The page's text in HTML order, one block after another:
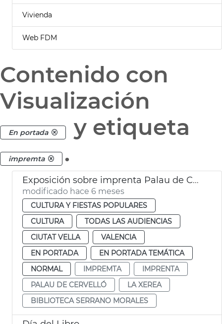
Vivienda
Web FDM
Contenido con
Visualización
En portada y etiqueta
impremta .
Exposición sobre imprenta Palau de Cervelló València
modificado hace 6 meses
CULTURA Y FIESTAS POPULARES
CULTURA
TODAS LAS AUDIENCIAS
CIUTAT VELLA
VALENCIA
EN PORTADA
EN PORTADA TEMÁTICA
NORMAL
IMPREMTA
IMPRENTA
PALAU DE CERVELLÓ
LA XEREA
BIBLIOTECA SERRANO MORALES